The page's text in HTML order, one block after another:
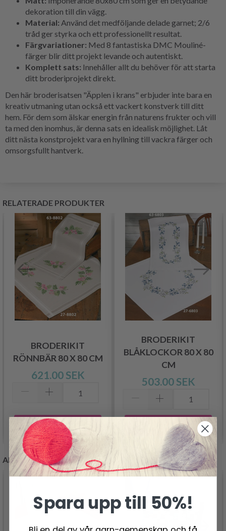
dekoration till din vägg.
Material: Använd det medföljande delade garnet; 2/6
tråd ger styrka och ett professionellt resultat.
Färgvariationer: Med 8 fantastiska DMC Mouliné-
färger blir ditt projekt levande och autentiskt.
Komplett sats: Innehåller allt du behöver för att starta
ditt broderiprojekt direkt.
Den här broderisatsen "Äpplen i krans" erbjuder inte bara en
kreativ utmaning utan också ett vackert konstverk till ditt
hem. För dem som älskar energin från naturens frukter och vill
ta med den inomhus, är denna sats en idealisk möjlighet. Låt
ditt nästa konstprojekt vara en hyllning till vackra färger och
omsorgsfullt hantverk.
RELATERADE PRODUKTER
BRODERIKIT
RÖNNBÄR 80 X 80 CM
621.00 SEK
Lägg till varukorgen
BRODERIKIT
BLÅKLOCKOR 80 X 80
CM
503.00 SEK
Lägg till varukorgen
ANDRA KUNDER KÖPTE
Spara upp till 50%!